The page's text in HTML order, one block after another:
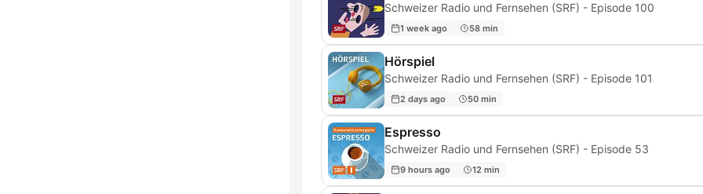
Schweizer Radio und Fernsehen (SRF) - Episode 100
1 week ago 58 min
Hörspiel
Schweizer Radio und Fernsehen (SRF) - Episode 101
2 days ago 50 min
Espresso
Schweizer Radio und Fernsehen (SRF) - Episode 53
9 hours ago 12 min